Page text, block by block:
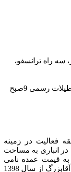
سه راه ترانسفو،
همه روزه حتی جمعه ها غیر از دوشنبه ها و تعطیلات رسمی 9صبح
بیش از 20 سال سابقه فعالیت در زمینه
انباری به مساحت
به قیمت عمده نامی
آشنا در این عرصه میباشد. فروشگاه اینترنتی آقابزرگ از سال 1398